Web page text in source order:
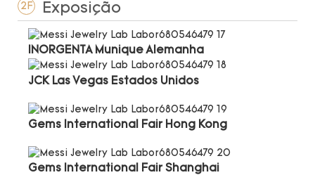
2F Exposição
INORGENTA Munique Alemanha
JCK Las Vegas Estados Unidos
Gems International Fair Hong Kong
Gems International Fair Shanghai